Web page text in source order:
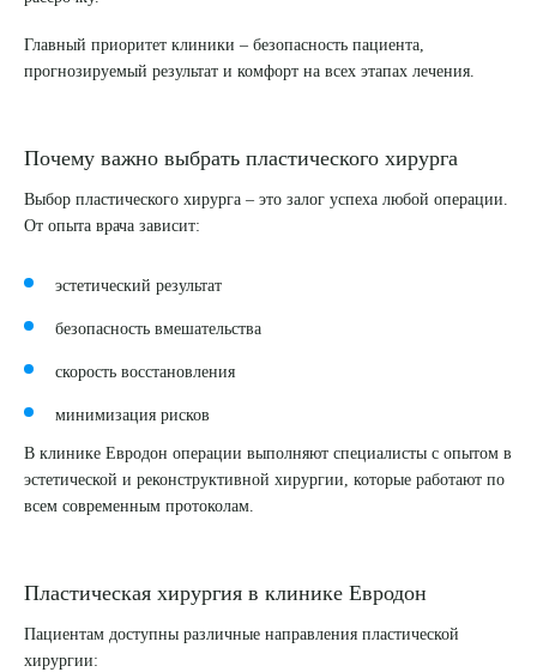
Главный приоритет клиники – безопасность пациента,
прогнозируемый результат и комфорт на всех этапах лечения.
Почему важно выбрать пластического хирурга
Выбор пластического хирурга – это залог успеха любой операции.
От опыта врача зависит:
эстетический результат
безопасность вмешательства
скорость восстановления
минимизация рисков
В клинике Евродон операции выполняют специалисты с опытом в
эстетической и реконструктивной хирургии, которые работают по
всем современным протоколам.
Пластическая хирургия в клинике Евродон
Пациентам доступны различные направления пластической
хирургии: